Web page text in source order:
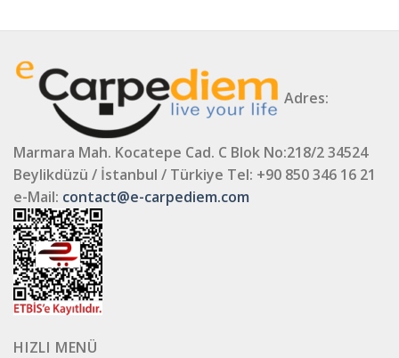
Adres:
Marmara Mah. Kocatepe Cad. C Blok No:218/2 34524
Beylikdüzü / İstanbul / Türkiye Tel: +90 850 346 16 21
e-Mail: contact@e-carpediem.com
HIZLI MENÜ